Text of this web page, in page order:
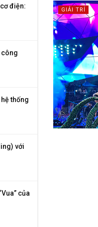
điện:
công
thống
với
của
GIẢI TRÍ